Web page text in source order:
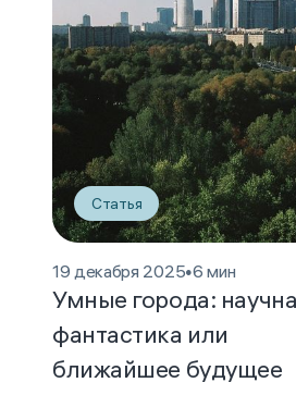
Статья
19 декабря 2025•6 мин
Умные города:
фантастика или
ближайшее будущее